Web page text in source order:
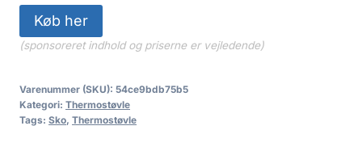
Køb her
(sponsoreret indhold og priserne er vejledende)
Varenummer (SKU): 54ce9bdb75b5
Kategori: Thermostøvle
Tags: Sko, Thermostøvle